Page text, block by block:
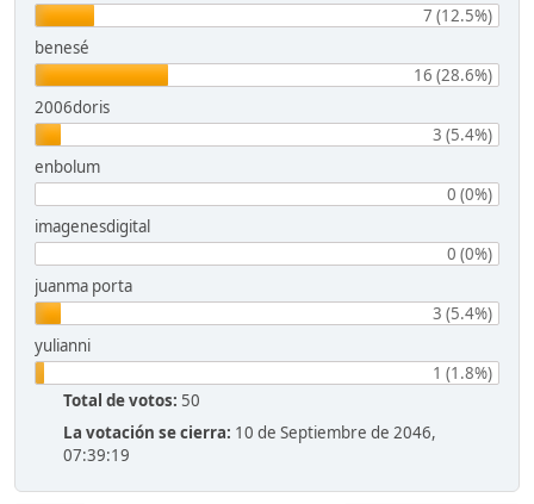
7 (12.5%)
benesé
16 (28.6%)
2006doris
3 (5.4%)
enbolum
0 (0%)
imagenesdigital
0 (0%)
juanma porta
3 (5.4%)
yulianni
1 (1.8%)
Total de votos: 50
La votación se cierra: 10 de Septiembre de 2046,
07:39:19